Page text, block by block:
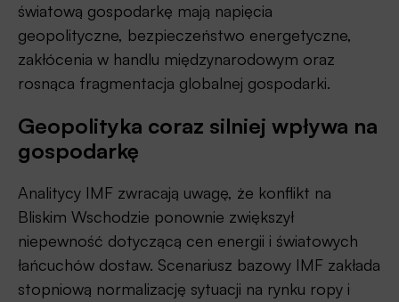
światową gospodarkę mają napięcia
geopolityczne, bezpieczeństwo energetyczne,
zakłócenia w handlu międzynarodowym oraz
rosnąca fragmentacja globalnej gospodarki.
Geopolityka coraz silniej wpływa na
gospodarkę
Analitycy IMF zwracają uwagę, że konflikt na
Bliskim Wschodzie ponownie zwiększył
niepewność dotyczącą cen energii i światowych
łańcuchów dostaw. Scenariusz bazowy IMF zakłada
stopniową normalizację sytuacji na rynku ropy i